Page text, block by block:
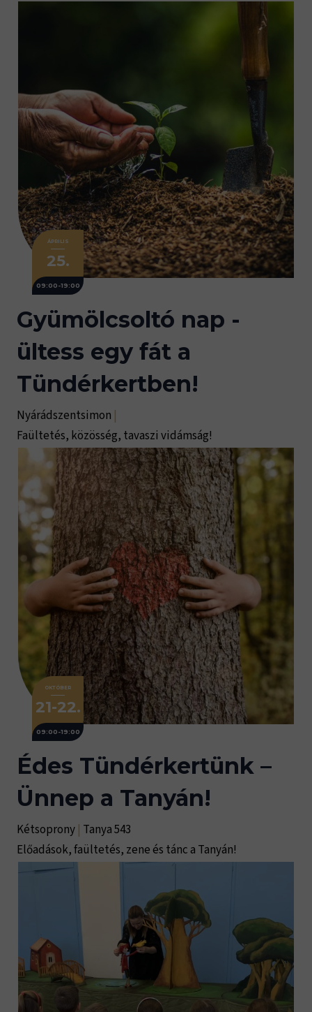
ÁPRILIS
25.
09:00-19:00
Gyümölcsoltó nap -
ültess egy fát a
Tündérkertben!
Nyárádszentsimon |
Faültetés, közösség, tavaszi vidámság!
OKTÓBER
21-22.
09:00-19:00
Édes Tündérkertünk –
Ünnep a Tanyán!
Kétsoprony | Tanya 543
Előadások, faültetés, zene és tánc a Tanyán!